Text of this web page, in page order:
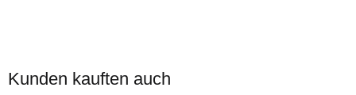
Kunden kauften auch